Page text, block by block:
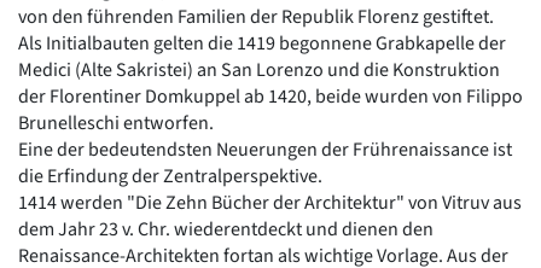
von den führenden Familien der Republik Florenz gestiftet.
Als Initialbauten gelten die 1419 begonnene Grabkapelle der
Medici (Alte Sakristei) an San Lorenzo und die Konstruktion
der Florentiner Domkuppel ab 1420, beide wurden von Filippo
Brunelleschi entworfen.
Eine der bedeutendsten Neuerungen der Frührenaissance ist
die Erfindung der Zentralperspektive.
1414 werden "Die Zehn Bücher der Architektur" von Vitruv aus
dem Jahr 23 v. Chr. wiederentdeckt und dienen den
Renaissance-Architekten fortan als wichtige Vorlage. Aus der